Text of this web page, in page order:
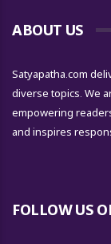
ABOUT US
Satyapatha.com
diverse topics. We
empowering
and inspires
FOLLOW US